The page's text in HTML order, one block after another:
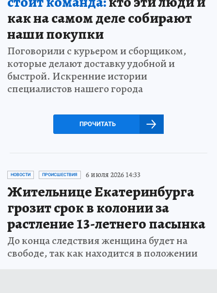
как на самом деле собирают
наши покупки
Поговорили с курьером и сборщиком,
которые делают доставку удобной и
быстрой. Искренние истории
специалистов нашего города
ПРОЧИТАТЬ
НОВОСТИ ПРОИСШЕСТВИЯ 6 июля 2026 14:33
Жительнице Екатеринбурга
грозит срок в колонии за
растление 13-летнего пасынка
До конца следствия женщина будет на
свободе, так как находится в положении